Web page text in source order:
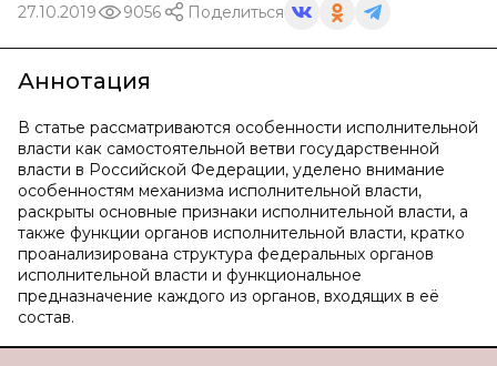
27.10.2019 9056 Поделиться
Аннотация
В статье рассматриваются особенности исполнительной
власти как самостоятельной ветви государственной
власти в Российской Федерации, уделено внимание
особенностям механизма исполнительной власти,
раскрыты основные признаки исполнительной власти, а
также функции органов исполнительной власти, кратко
проанализирована структура федеральных органов
исполнительной власти и функциональное
предназначение каждого из органов, входящих в её
состав.